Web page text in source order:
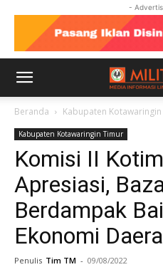
-
Beranda Kabupaten
Kabupaten Kotawaringin Timur
Komisi II
Apresiasi,
Berdampak
Ekonomi
Penulis Tim TM - 09/08/2022